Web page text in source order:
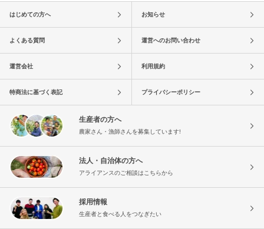
はじめての方へ お知らせ
よくある質問 運営へのお問い合わせ
運営会社 利用規約
特商法に基づく表記 プライバシーポリシー
生産者の方へ
農家さん・漁師さんを募集しています!
法人・自治体の方へ
アライアンスのご相談はこちらから
採用情報
生産者と食べる人をつなぎたい